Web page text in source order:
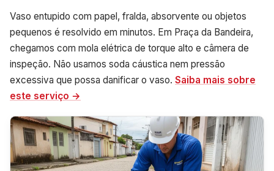
Vaso entupido com papel, fralda, absorvente ou objetos
pequenos é resolvido em minutos. Em Praça da Bandeira,
chegamos com mola elétrica de torque alto e câmera de
inspeção. Não usamos soda cáustica nem pressão
excessiva que possa danificar o vaso. Saiba mais sobre
este serviço →